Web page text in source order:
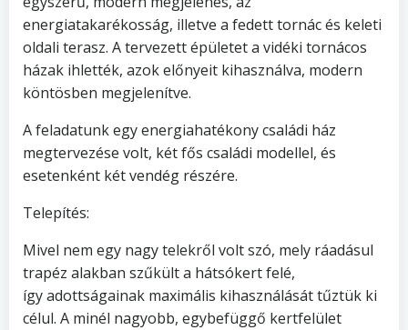
energiatakarékosság, illetve a fedett tornác és keleti
oldali terasz. A tervezett épületet a vidéki tornácos
házak ihlették, azok előnyeit kihasználva, modern
köntösben megjelenítve.
A feladatunk egy energiahatékony családi ház
megtervezése volt, két fős családi modellel, és
esetenként két vendég részére.
Telepítés:
Mivel nem egy nagy telekről volt szó, mely ráadásul
trapéz alakban szűkült a hátsókert felé,
így adottságainak maximális kihasználását tűztük ki
célul. A minél nagyobb, egybefüggő kertfelület